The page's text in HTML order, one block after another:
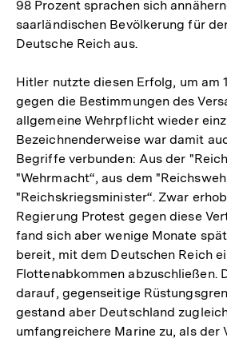
98 Prozent sprachen sich
saarländischen Bevölkerung für
Deutsche Reich aus.
Hitler nutzte diesen Erfolg, um am
gegen die Bestimmungen des
allgemeine Wehrpflicht wieder
Bezeichnenderweise war damit
Begriffe verbunden: Aus der
"Wehrmacht“, aus dem
"Reichskriegsminister“. Zwar
Regierung Protest gegen diese
fand sich aber wenige Monate
bereit, mit dem Deutschen Reich
Flottenabkommen abzuschließen.
darauf, gegenseitige
gestand aber Deutschland
umfangreichere Marine zu, als der